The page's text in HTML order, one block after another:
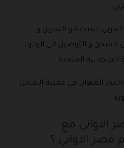
.
المتحدة و البحرين و
الشحن و التوصيل الى الولايات
البريطانية المتحدة .
العنوان في عملية الشحن
.
الاواني مع
الاواني ؟